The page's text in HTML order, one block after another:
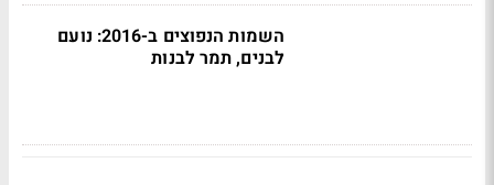
השמות הנפוצים ב-2016: נועם
לבנים, תמר לבנות